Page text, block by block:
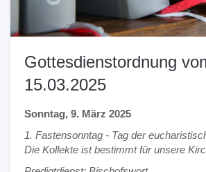
Gottesdienstordnung
15.03.2025
Sonntag, 9. März 2025
1. Fastensonntag - Tag der
Die Kollekte ist bestimmt für unsere